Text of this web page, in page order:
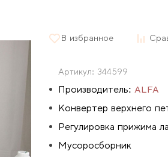
В избранное
Артикул: 344599
Производитель: ALFA
Конвертер верхнего
Регулировка прижима
Мусоросборник